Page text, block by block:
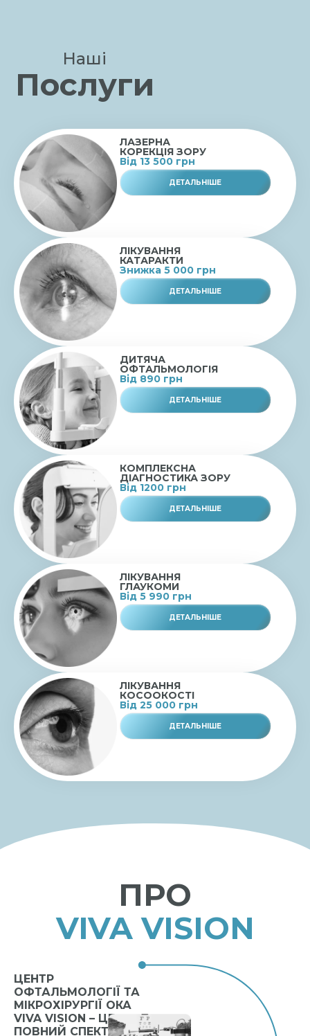
Наші
Послуги
ЛАЗЕРНА
КОРЕКЦІЯ ЗОРУ
Від 13 500 грн
ДЕТАЛЬНІШЕ
ЛІКУВАННЯ
КАТАРАКТИ
Знижка 5 000 грн
ДЕТАЛЬНІШЕ
ДИТЯЧА
ОФТАЛЬМОЛОГІЯ
Від 890 грн
ДЕТАЛЬНІШЕ
КОМПЛЕКСНА
ДІАГНОСТИКА ЗОРУ
Від 1200 грн
ДЕТАЛЬНІШЕ
ЛІКУВАННЯ
ГЛАУКОМИ
Від 5 990 грн
ДЕТАЛЬНІШЕ
ЛІКУВАННЯ
КОСООКОСТІ
Від 25 000 грн
ДЕТАЛЬНІШЕ
ПРО
VIVA VISION
ЦЕНТР
ОФТАЛЬМОЛОГІЇ ТА
МІКРОХІРУРГІЇ ОКА
VIVA VISION – ЦЕ
ПОВНИЙ СПЕКТР